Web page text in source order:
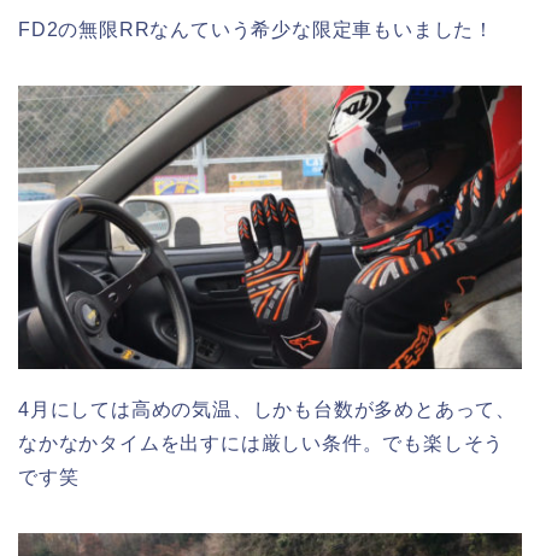
FD2の無限RRなんていう希少な限定車もいました！
4月にしては高めの気温、しかも台数が多めとあって、
なかなかタイムを出すには厳しい条件。でも楽しそう
です笑